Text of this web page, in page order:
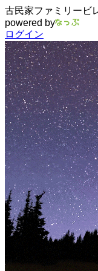
古民家ファミリー
powered by
ログイン